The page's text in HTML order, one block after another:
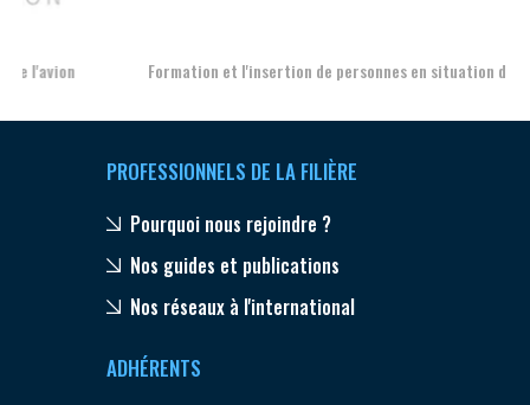
Formation et l'insertion de personnes en situation de handicap
PROFESSIONNELS DE LA FILIÈRE
Pourquoi nous rejoindre ?
Nos guides et publications
Nos réseaux à l'international
ADHÉRENTS